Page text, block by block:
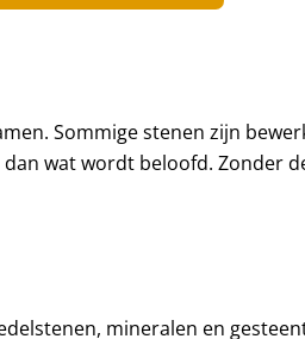
Sommige stenen zijn
wat wordt beloofd. Zonder
mineralen en